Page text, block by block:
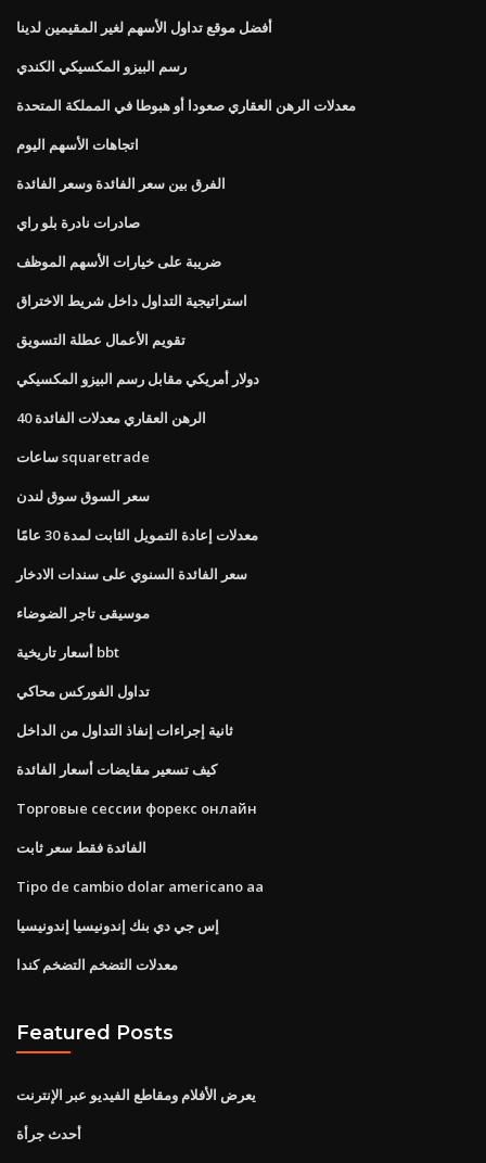
أفضل موقع تداول الأسهم لغير المقيمين لدينا
رسم البيزو المكسيكي الكندي
معدلات الرهن العقاري صعودا أو هبوطا في المملكة المتحدة
اتجاهات الأسهم اليوم
الفرق بين سعر الفائدة وسعر الفائدة
صادرات نادرة بلو راي
ضريبة على خيارات الأسهم الموظف
استراتيجية التداول داخل شريط الاختراق
تقويم الأعمال عطلة التسويق
دولار أمريكي مقابل رسم البيزو المكسيكي
40 الرهن العقاري معدلات الفائدة
ساعات squaretrade
سعر السوق سوق لندن
معدلات إعادة التمويل الثابت لمدة 30 عامًا
سعر الفائدة السنوي على سندات الادخار
موسيقى تاجر الضوضاء
أسعار تاريخية bbt
تداول الفوركس محاكي
ثانية إجراءات إنفاذ التداول من الداخل
كيف تسعير مقايضات أسعار الفائدة
Торговые сессии форекс онлайн
الفائدة فقط سعر ثابت
Tipo de cambio dolar americano aa
إس جي دي بنك إندونيسيا إندونيسيا
معدلات التضخم التضخم كندا
Featured Posts
يعرض الأفلام ومقاطع الفيديو عبر الإنترنت
أحدث جرأة